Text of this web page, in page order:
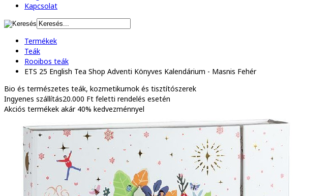
Kapcsolat
Termékek
Teák
Rooibos teák
ETS 25 English Tea Shop Adventi Könyves Kalendárium - Masnis Fehér
Bio és természetes teák, kozmetikumok és tisztítószerek
Ingyenes szállítás20.000 Ft feletti rendelés esetén
Akciós termékek akár 40% kedvezménnyel